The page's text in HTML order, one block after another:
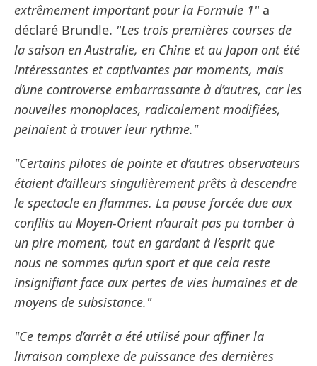
extrêmement important pour la Formule 1"a
déclaré Brundle. "Les trois premières courses de
la saison en Australie, en Chine et au Japon ont été
intéressantes et captivantes par moments, mais
d’une controverse embarrassante à d’autres, car les
nouvelles monoplaces, radicalement modifiées,
peinaient à trouver leur rythme."
"Certains pilotes de pointe et d’autres observateurs
étaient d’ailleurs singulièrement prêts à descendre
le spectacle en flammes. La pause forcée due aux
conflits au Moyen-Orient n’aurait pas pu tomber à
un pire moment, tout en gardant à l’esprit que
nous ne sommes qu’un sport et que cela reste
insignifiant face aux pertes de vies humaines et de
moyens de subsistance."
"Ce temps d’arrêt a été utilisé pour affiner la
livraison complexe de puissance des dernières